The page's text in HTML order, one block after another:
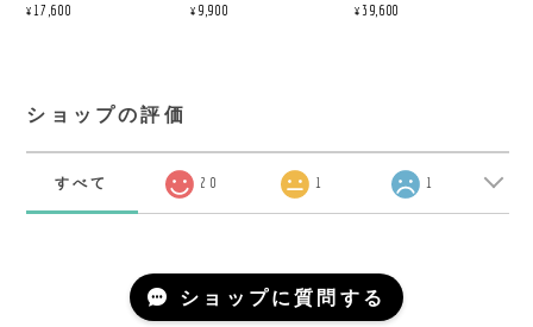
¥17,600
¥9,900
¥39,600
ショップの評価
すべて 20 1 1
ショップに質問する